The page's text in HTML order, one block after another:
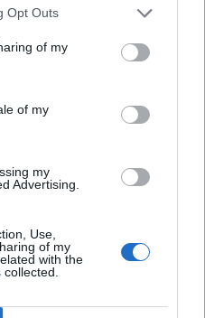
Opt Outs
of my
of my
my
Advertising.
Use,
of my
with the
2025
με νοσηλεία σε
από εργαστηριακά
δηλώθηκαν
θάνατος εργαστηριακά
προηγούμενες
την εβδομάδα 40/2024
έχουν καταγραφεί 133
κρούσματα γρίπης
θάνατοι από